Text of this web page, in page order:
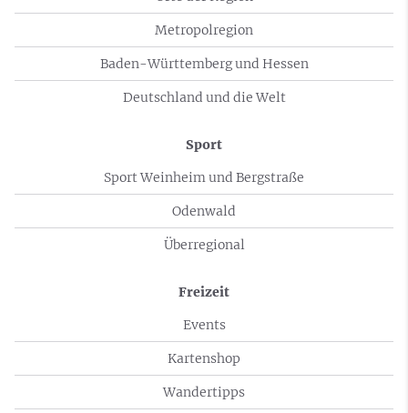
Metropolregion
Baden-Württemberg und Hessen
Deutschland und die Welt
Sport
Sport Weinheim und Bergstraße
Odenwald
Überregional
Freizeit
Events
Kartenshop
Wandertipps